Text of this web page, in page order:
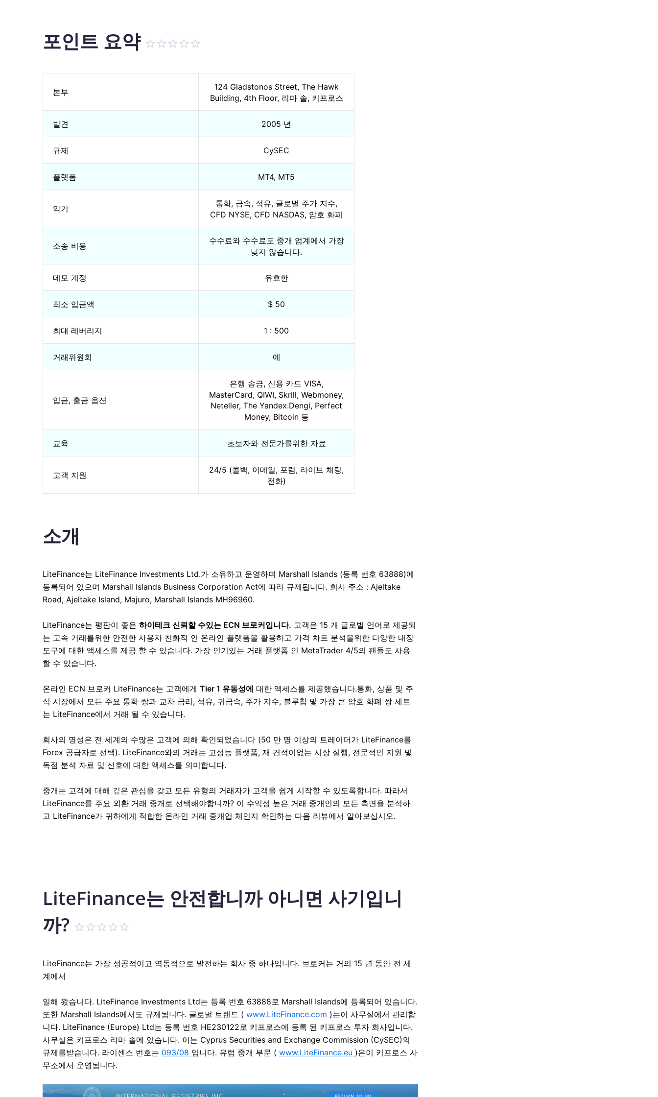
포인트 요약
본부
124 Gladstonos Street, The Hawk
Building, 4th Floor, 리마 솔, 키프로스
발견 2005 년
규제 CySEC
플랫폼 MT4, MT5
악기
통화, 금속, 석유, 글로벌 주가 지수,
CFD NYSE, CFD NASDAS, 암호 화폐
소송 비용
수수료와 수수료도 중개 업계에서 가장
낮지 않습니다.
데모 계정 유효한
최소 입금액 $ 50
최대 레버리지 1 : 500
거래위원회 예
입금, 출금 옵션
은행 송금, 신용 카드 VISA,
MasterCard, QIWI, Skrill, Webmoney,
Neteller, The Yandex.Dengi, Perfect
Money, Bitcoin 등
교육 초보자와 전문가를위한 자료
고객 지원
24/5 (콜백, 이메일, 포럼, 라이브 채팅,
전화)
소개
LiteFinance는 LiteFinance Investments Ltd.가 소유하고 운영하며 Marshall Islands (등록 번호 63888)에
등록되어 있으며 Marshall Islands Business Corporation Act에 따라 규제됩니다. 회사 주소 : Ajeltake
Road, Ajeltake Island, Majuro, Marshall Islands MH96960.
LiteFinance는 평판이 좋은 하이테크 신뢰할 수있는 ECN 브로커입니다. 고객은 15 개 글로벌 언어로 제공되
는 고속 거래를위한 안전한 사용자 친화적 인 온라인 플랫폼을 활용하고 가격 차트 분석을위한 다양한 내장
도구에 대한 액세스를 제공 할 수 있습니다. 가장 인기있는 거래 플랫폼 인 MetaTrader 4/5의 팬들도 사용
할 수 있습니다.
온라인 ECN 브로커 LiteFinance는 고객에게 Tier 1 유동성에 대한 액세스를 제공했습니다.통화, 상품 및 주
식 시장에서 모든 주요 통화 쌍과 교차 금리, 석유, 귀금속, 주가 지수, 블루칩 및 가장 큰 암호 화폐 쌍 세트
는 LiteFinance에서 거래 될 수 있습니다.
회사의 명성은 전 세계의 수많은 고객에 의해 확인되었습니다 (50 만 명 이상의 트레이더가 LiteFinance를
Forex 공급자로 선택). LiteFinance와의 거래는 고성능 플랫폼, 재 견적이없는 시장 실행, 전문적인 지원 및
독점 분석 자료 및 신호에 대한 액세스를 의미합니다.
중개는 고객에 대해 깊은 관심을 갖고 모든 유형의 거래자가 고객을 쉽게 시작할 수 있도록합니다. 따라서
LiteFinance를 주요 외환 거래 중개로 선택해야합니까? 이 수익성 높은 거래 중개인의 모든 측면을 분석하
고 LiteFinance가 귀하에게 적합한 온라인 거래 중개업 체인지 확인하는 다음 리뷰에서 알아보십시오.
LiteFinance는 안전합니까 아니면 사기입니
까?
LiteFinance는 가장 성공적이고 역동적으로 발전하는 회사 중 하나입니다. 브로커는 거의 15 년 동안 전 세
계에서
일해 왔습니다. LiteFinance Investments Ltd는 등록 번호 63888로 Marshall Islands에 등록되어 있습니다.
또한 Marshall Islands에서도 규제됩니다. 글로벌 브랜드 ( www.LiteFinance.com )는이 사무실에서 관리합
니다. LiteFinance (Europe) Ltd는 등록 번호 HE230122로 키프로스에 등록 된 키프로스 투자 회사입니다.
사무실은 키프로스 리마 솔에 있습니다. 이는 Cyprus Securities and Exchange Commission (CySEC)의
규제를받습니다. 라이센스 번호는 093/08 입니다. 유럽 ​​중개 부문 ( www.LiteFinance.eu )은이 키프로스 사
무소에서 운영됩니다.